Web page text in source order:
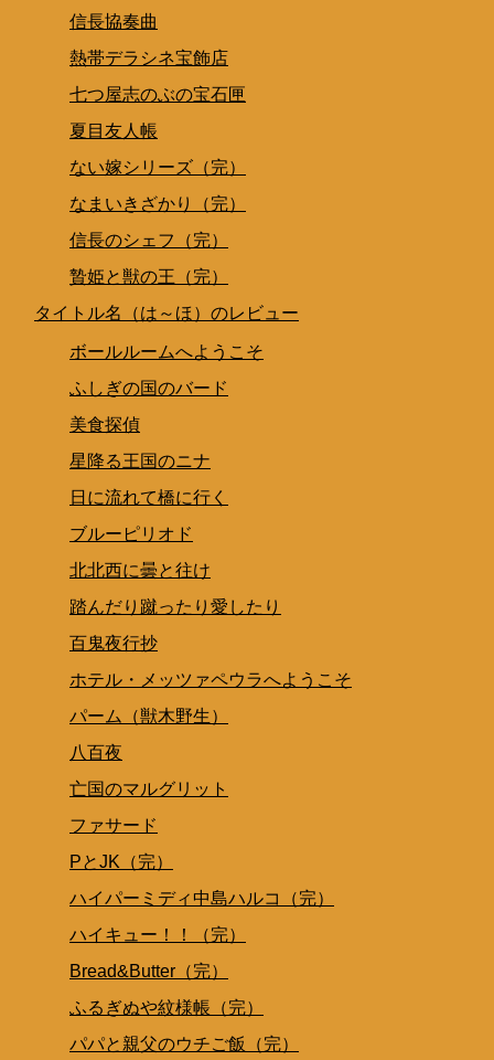
信長協奏曲
熱帯デラシネ宝飾店
七つ屋志のぶの宝石匣
夏目友人帳
ない嫁シリーズ（完）
なまいきざかり（完）
信長のシェフ（完）
贄姫と獣の王（完）
タイトル名（は～ほ）のレビュー
ボールルームへようこそ
ふしぎの国のバード
美食探偵
星降る王国のニナ
日に流れて橋に行く
ブルーピリオド
北北西に曇と往け
踏んだり蹴ったり愛したり
百鬼夜行抄
ホテル・メッツァペウラへようこそ
パーム（獣木野生）
八百夜
亡国のマルグリット
ファサード
PとJK（完）
ハイパーミディ中島ハルコ（完）
ハイキュー！！（完）
Bread&Butter（完）
ふるぎぬや紋様帳（完）
パパと親父のウチご飯（完）